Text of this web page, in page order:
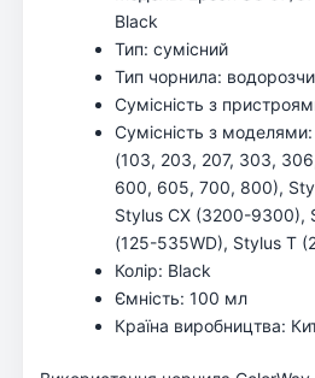
Black
Тип: сумісний
Тип чорнила:
Сумісність з
Сумісність з
(103, 203, 207, 303,
600, 605, 700, 800),
Stylus CX (3200-9300),
(125-535WD), Stylus T
Колір: Black
Ємність: 100 мл
Країна виробництва: